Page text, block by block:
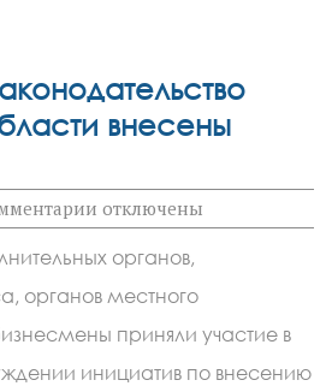
внесены
к
записи
налоговое
законодательство
Ростовской
области
внесены
изменения
отключены
органов,
органов местного
приняли участие в
инициатив по внесению